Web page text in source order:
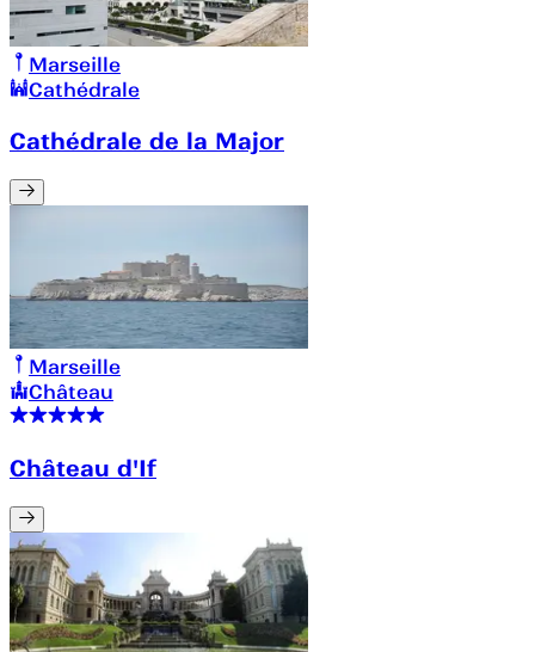
Marseille
Cathédrale
Cathédrale de la Major
Marseille
Château
Château d'If